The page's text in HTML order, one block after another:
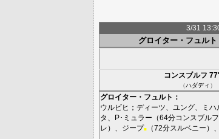
3/31
グロイター・フュルト
コンスブルフ 77'
（ハダディ ）
グロイター・フュルト ：
ウルビヒ ； ディーツ ユング ミハ
タ
P･ミュラー （64分コンスブルフ
レ ）、 ジープ■ （72分スルベニー ）、